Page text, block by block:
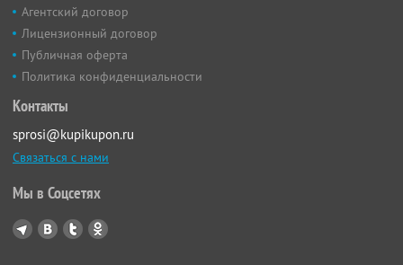
Агентский договор
Лицензионный договор
Публичная оферта
Политика конфиденциальности
Контакты
sprosi@kupikupon.ru
Связаться с нами
Мы в Соцсетях